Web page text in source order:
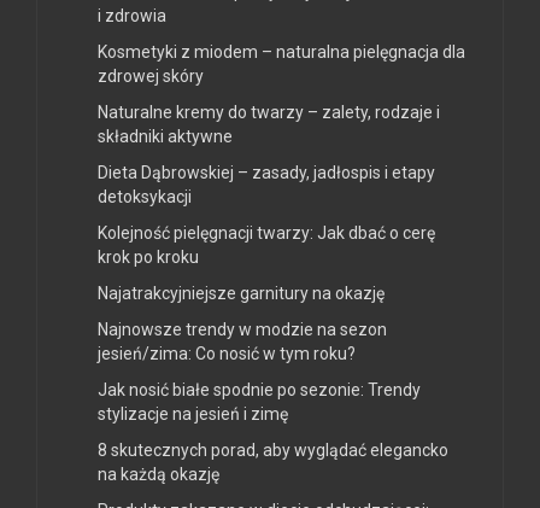
i zdrowia
Kosmetyki z miodem – naturalna pielęgnacja dla
zdrowej skóry
Naturalne kremy do twarzy – zalety, rodzaje i
składniki aktywne
Dieta Dąbrowskiej – zasady, jadłospis i etapy
detoksykacji
Kolejność pielęgnacji twarzy: Jak dbać o cerę
krok po kroku
Najatrakcyjniejsze garnitury na okazję
Najnowsze trendy w modzie na sezon
jesień/zima: Co nosić w tym roku?
Jak nosić białe spodnie po sezonie: Trendy
stylizacje na jesień i zimę
8 skutecznych porad, aby wyglądać elegancko
na każdą okazję